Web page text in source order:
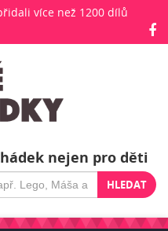
více než 1200 dílů
nejen pro děti
HLEDAT